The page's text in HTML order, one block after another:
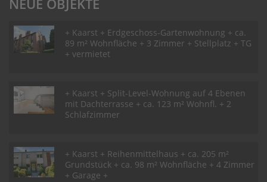
NEUE OBJEKTE
+ Kaarst + Erdgeschoss-Gartenwohnung + ca.
89 m² Wohnfläche + 3 Zimmer + Stellplatz + TG
+ vermietet
+ Kaarst + Split-Level-Wohnung auf 4 Ebenen
mit Dachterrasse + ca. 123 m² Wohnfl. + 2
Schlafzimmer
+ Kaarst + Reihenmittelhaus + ca. 205 m²
Grundstück + ca. 98 m² Wohnfläche + 4 Zimmer
+ Garage +